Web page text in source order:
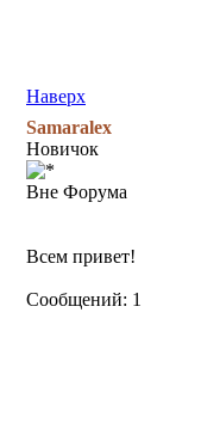
Наверх
Samaralex
Новичок
Вне Форума
Всем привет!
Сообщений: 1